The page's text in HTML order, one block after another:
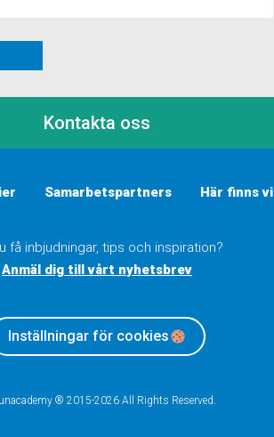
Kontakta oss
Samarbetspartners Här finns vi
få inbjudningar, tips och inspiration?
Anmäl dig till vårt nyhetsbrev
Inställningar för cookies
® 2015-2026 All Rights Reserved.